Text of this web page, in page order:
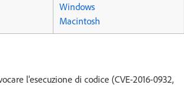
Windows
Macintosh
l'esecuzione di codice (CVE-2016-0932,